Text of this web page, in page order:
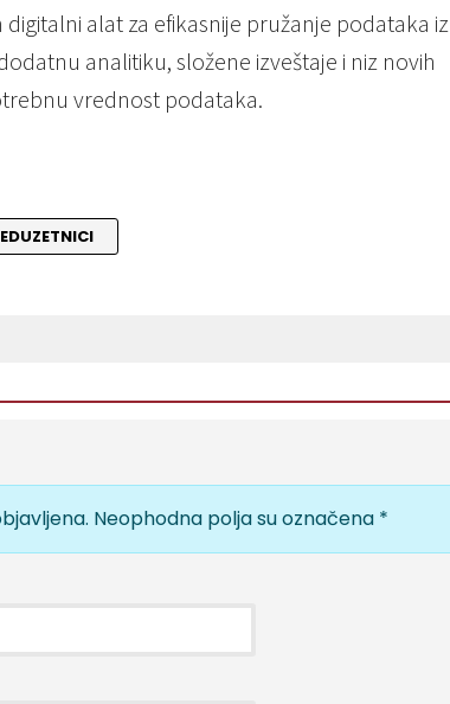
alat za efikasnije pružanje podataka iz
analitiku, složene izveštaje i niz novih
vrednost podataka.
Neophodna polja su označena *